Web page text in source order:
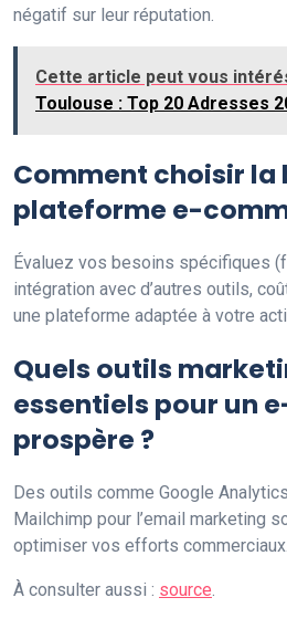
négatif sur leur réputation.
Cette article peut vous
Toulouse : Top 20 Adresses
Comment choisir la
plateforme e-
Évaluez vos besoins spécifiques
intégration avec d’autres outils,
une plateforme adaptée à votre
Quels outils
essentiels pour un
prospère ?
Des outils comme Google
Mailchimp pour l’email marketing
optimiser vos efforts commerciaux.
À consulter aussi : source